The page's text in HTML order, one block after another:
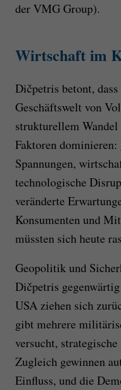
der VMG Group).
Wirtschaft im
Dičpetris betont,
Geschäftswelt von
strukturellem
Faktoren
Spannungen,
technologische
veränderte
Konsumenten und
müssten sich heute
Geopolitik und
Dičpetris
USA ziehen sich
gibt mehrere
versucht,
Zugleich gewinnen
Einfluss, und die